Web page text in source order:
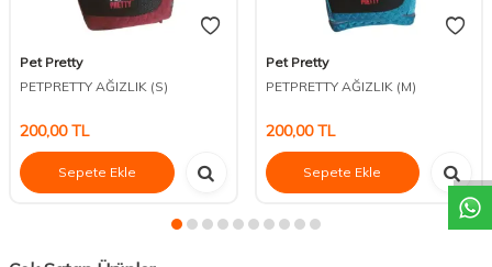
Pet Pretty
PETPRETTY AĞIZLIK (S)
200,00TL
Sepete Ekle
Pet Pretty
PETPRETTY AĞIZLIK (M)
200,00TL
Sepete Ekle